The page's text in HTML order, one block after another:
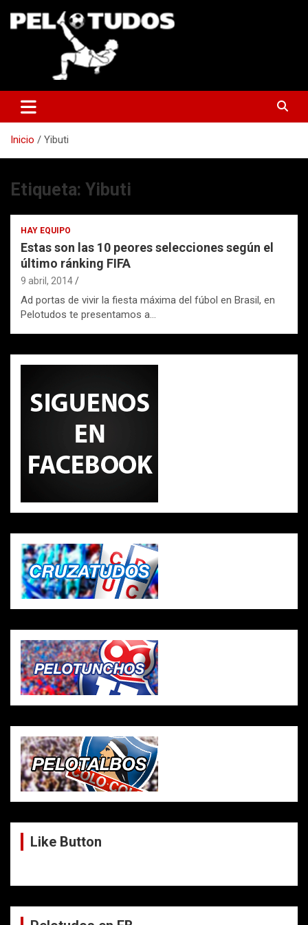
Inicio Yibuti
Etiqueta: Yibuti
HAY EQUIPO
Estas son las 10 peores selecciones según el
último ránking FIFA
9 abril, 2014
Ad portas de vivir la fiesta máxima del fúbol en Brasil, en
Pelotudos te presentamos a…
Like Button